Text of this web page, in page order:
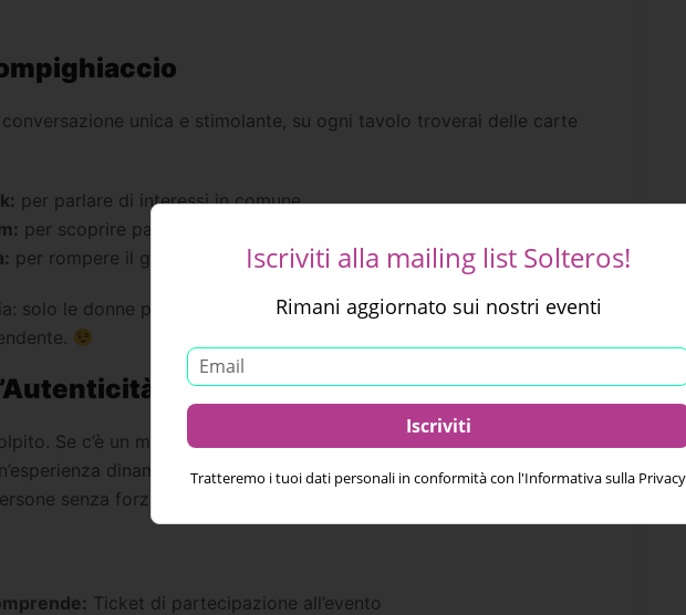
unica e stimolante, su ogni tavolo troverai delle carte
per parlare di interessi in comune.
per scoprire passioni e hobby.
per rompere il ghiaccio con domande divertenti.
solo le donne potranno scegliere la carta, rendendo l’incontro
Se c’è un match reciproco, i contatti verranno condivisi via email
dinamica, coinvolgente e autentica, perfetta per chi vuole
senza forzature.
Ticket di partecipazione all’evento
Iscriviti alla mailing list Solteros!
Rimani aggiornato sui nostri eventi
Tratteremo i tuoi dati personali in conformità con l'Informativa sulla Privacy